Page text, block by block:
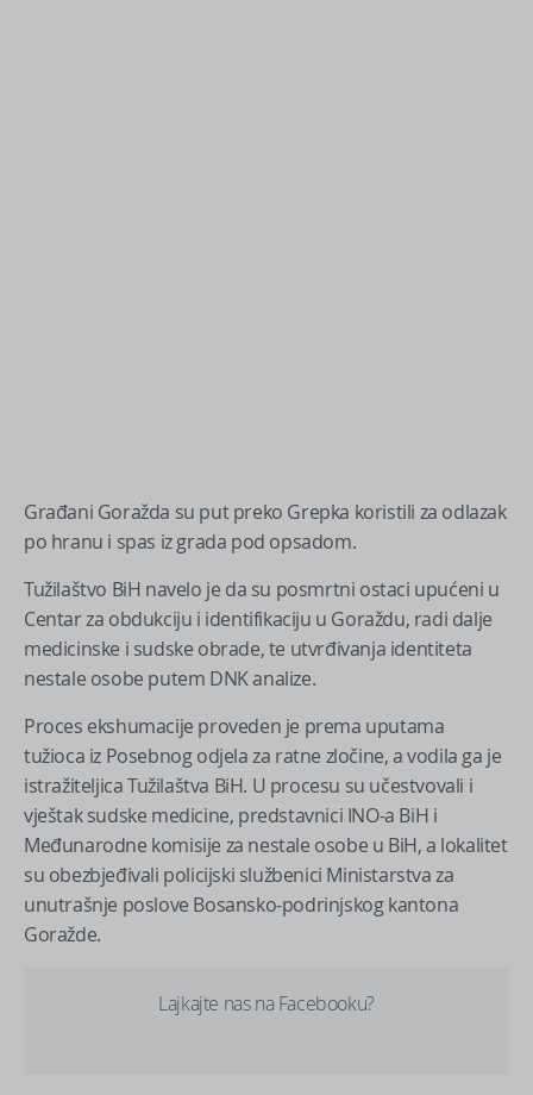
Građani Goražda su put preko Grepka koristili za odlazak
po hranu i spas iz grada pod opsadom.
Tužilaštvo BiH navelo je da su posmrtni ostaci upućeni u
Centar za obdukciju i identifikaciju u Goraždu, radi dalje
medicinske i sudske obrade, te utvrđivanja identiteta
nestale osobe putem DNK analize.
Proces ekshumacije proveden je prema uputama
tužioca iz Posebnog odjela za ratne zločine, a vodila ga je
istražiteljica Tužilaštva BiH. U procesu su učestvovali i
vještak sudske medicine, predstavnici INO-a BiH i
Međunarodne komisije za nestale osobe u BiH, a lokalitet
su obezbjeđivali policijski službenici Ministarstva za
unutrašnje poslove Bosansko-podrinjskog kantona
Goražde.
Lajkajte nas na Facebooku?